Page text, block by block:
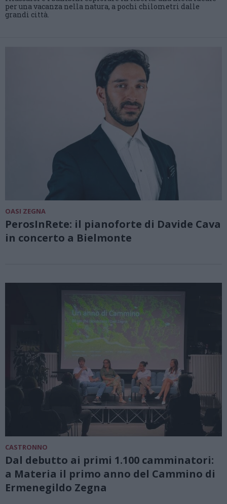
per una vacanza nella natura, a pochi chilometri dalle
grandi città.
OASI ZEGNA
PerosInRete: il pianoforte di Davide Cava
in concerto a Bielmonte
CASTRONNO
Dal debutto ai primi 1.100 camminatori:
a Materia il primo anno del Cammino di
Ermenegildo Zegna